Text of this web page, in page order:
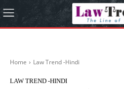
Home Law Trend -Hindi
LAW TREND -HINDI